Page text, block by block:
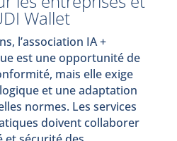
Wallet
l’association IA +
est une opportunité de
mais elle exige
et une adaptation
normes. Les services
doivent collaborer